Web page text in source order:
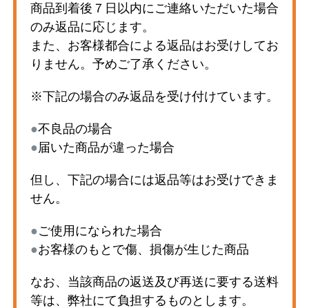
商品到着後７日以内にご連絡いただいた場合
のみ返品に応じます。
また、お客様都合による返品はお受けしてお
りません。予めご了承ください。
※下記の場合のみ返品を受け付けています。
●不良品の場合
●届いた商品が違った場合
但し、下記の場合には返品等はお受けできま
せん。
●ご使用になられた場合
●お客様のもとで傷、損傷が生じた商品
なお、当該商品の返送及び再送に要する送料
等は、弊社にて負担するものとします。